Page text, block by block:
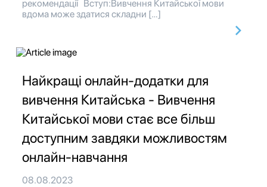
рекомендації Вступ:Вивчення Китайської мови
вдома може здатися складни […]
Найкращі онлайн-додатки для
вивчення Китайська - Вивчення
Китайської мови стає все більш
доступним завдяки можливостям
онлайн-навчання
08.08.2023